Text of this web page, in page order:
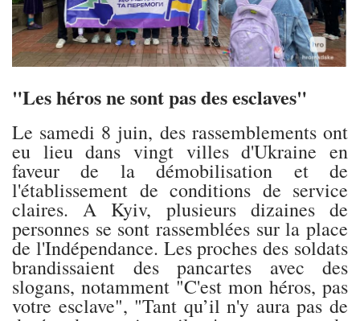
"Les héros ne sont pas des esclaves"
Le samedi 8 juin, des rassemblements ont
eu lieu dans vingt villes d'Ukraine en
faveur de la démobilisation et de
l'établissement de conditions de service
claires. A Kyiv, plusieurs dizaines de
personnes se sont rassemblées sur la place
de l'Indépendance. Les proches des soldats
brandissaient des pancartes avec des
slogans, notamment "C'est mon héros, pas
votre esclave", "Tant qu’il n'y aura pas de